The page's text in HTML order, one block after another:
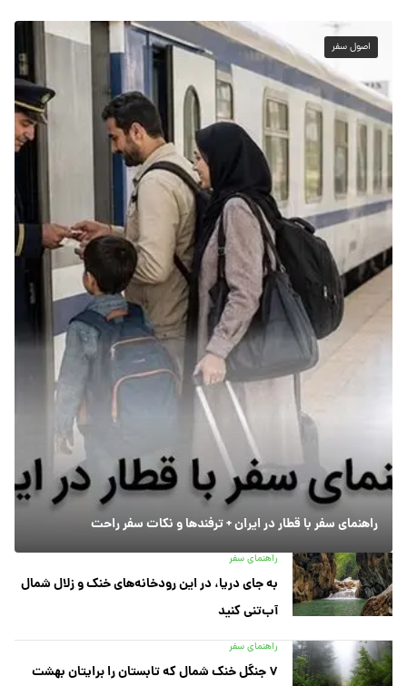
اصول سفر
راهنمای سفر با قطار در ایران + ترفندها و نکات سفر راحت
راهنمای سفر
به جای دریا، در این رودخانه‌های خنک و زلال شمال
آب‌تنی کنید
راهنمای سفر
۷ جنگل خنک شمال که تابستان را برایتان بهشت